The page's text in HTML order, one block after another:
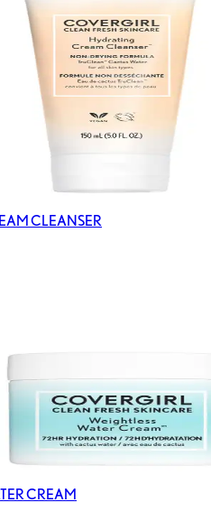
CLEANSER
CREAM